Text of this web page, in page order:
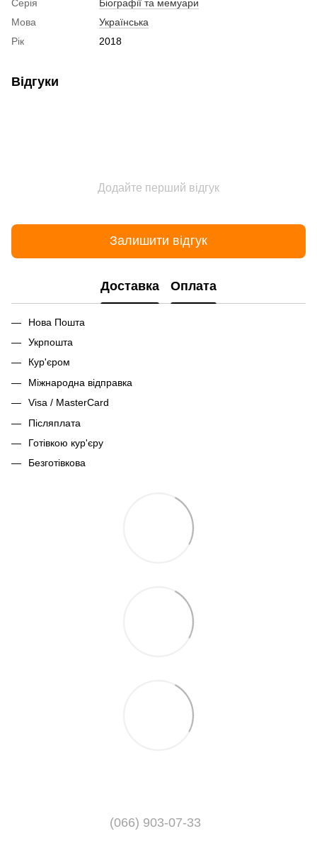
Серія
Біографії та мемуари
Мова
Українська
Рік
2018
Відгуки
Додайте перший відгук
Залишити відгук
Доставка Оплата
Нова Пошта
Укрпошта
Кур'єром
Міжнародна відправка
Visa / MasterCard
Післяплата
Готівкою кур'єру
Безготівкова
(066) 903-07-33